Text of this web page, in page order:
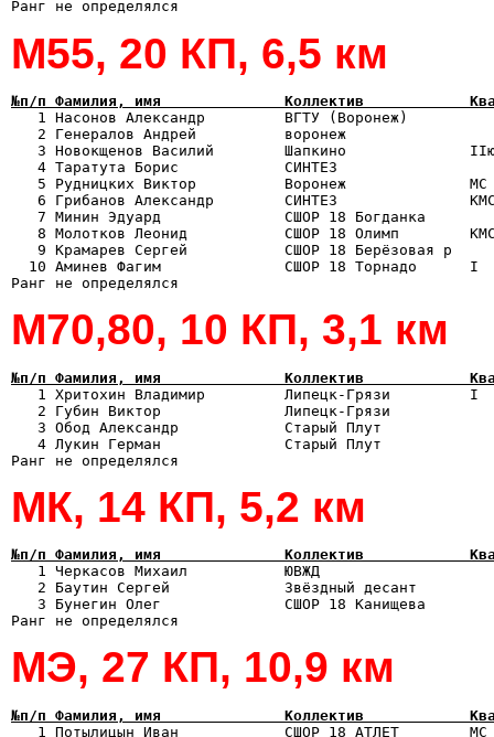
М55, 20 КП, 6,5 км
№п/п Фамилия, имя              Коллектив            Квал
1 Насонов Александр         ВГТУ (Воронеж)
2 Генералов Андрей          воронеж
3 Новокщенов Василий        Шапкино
4 Таратута Борис            СИНТЕЗ
5 Рудницких Виктор          Воронеж
6 Грибанов Александр        СИНТЕЗ
7 Минин Эдуард              СШОР 18 Богданка
8 Молотков Леонид           СШОР 18 Олимп
9 Крамарев Сергей           СШОР 18 Берёзовая р
10 Аминев Фагим              СШОР 18 Торнадо
М70,80, 10 КП, 3,1 км
№п/п Фамилия, имя              Коллектив            Квал
1 Хритохин Владимир         Липецк-Грязи
2 Губин Виктор              Липецк-Грязи
3 Обод Александр            Старый Плут
4 Лукин Герман              Старый Плут
МК, 14 КП, 5,2 км
№п/п Фамилия, имя              Коллектив            Квал
1 Черкасов Михаил           ЮВЖД
2 Баутин Сергей             Звёздный десант
3 Бунегин Олег              СШОР 18
МЭ, 27 КП, 10,9 км
№п/п Фамилия, имя              Коллектив            Квал
1 Потылицын Иван            СШОР 18 АТЛЕТ